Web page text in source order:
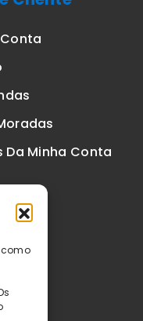
como
Da Minha Conta